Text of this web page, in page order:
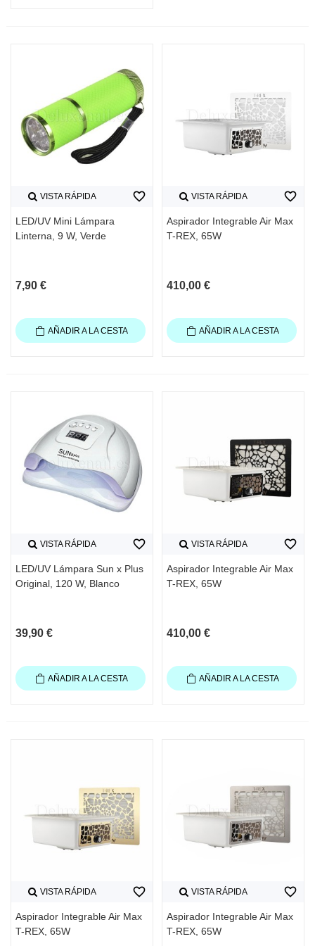
VISTA RÁPIDA
LED/UV Mini Lámpara
Linterna, 9 W, Verde
7,90 €
favorite_border
AÑADIR A LA CESTA
VISTA RÁPIDA
Aspirador Integrable Air Max
T-REX, 65W
410,00 €
favorite_border
AÑADIR A LA CESTA
VISTA RÁPIDA
LED/UV Lámpara Sun x Plus
Original, 120 W, Blanco
39,90 €
favorite_border
AÑADIR A LA CESTA
VISTA RÁPIDA
Aspirador Integrable Air Max
T-REX, 65W
410,00 €
favorite_border
AÑADIR A LA CESTA
VISTA RÁPIDA
Aspirador Integrable Air Max
T-REX, 65W
favorite_border VISTA RÁPIDA
Aspirador Integrable Air Max
T-REX, 65W
favorite_border